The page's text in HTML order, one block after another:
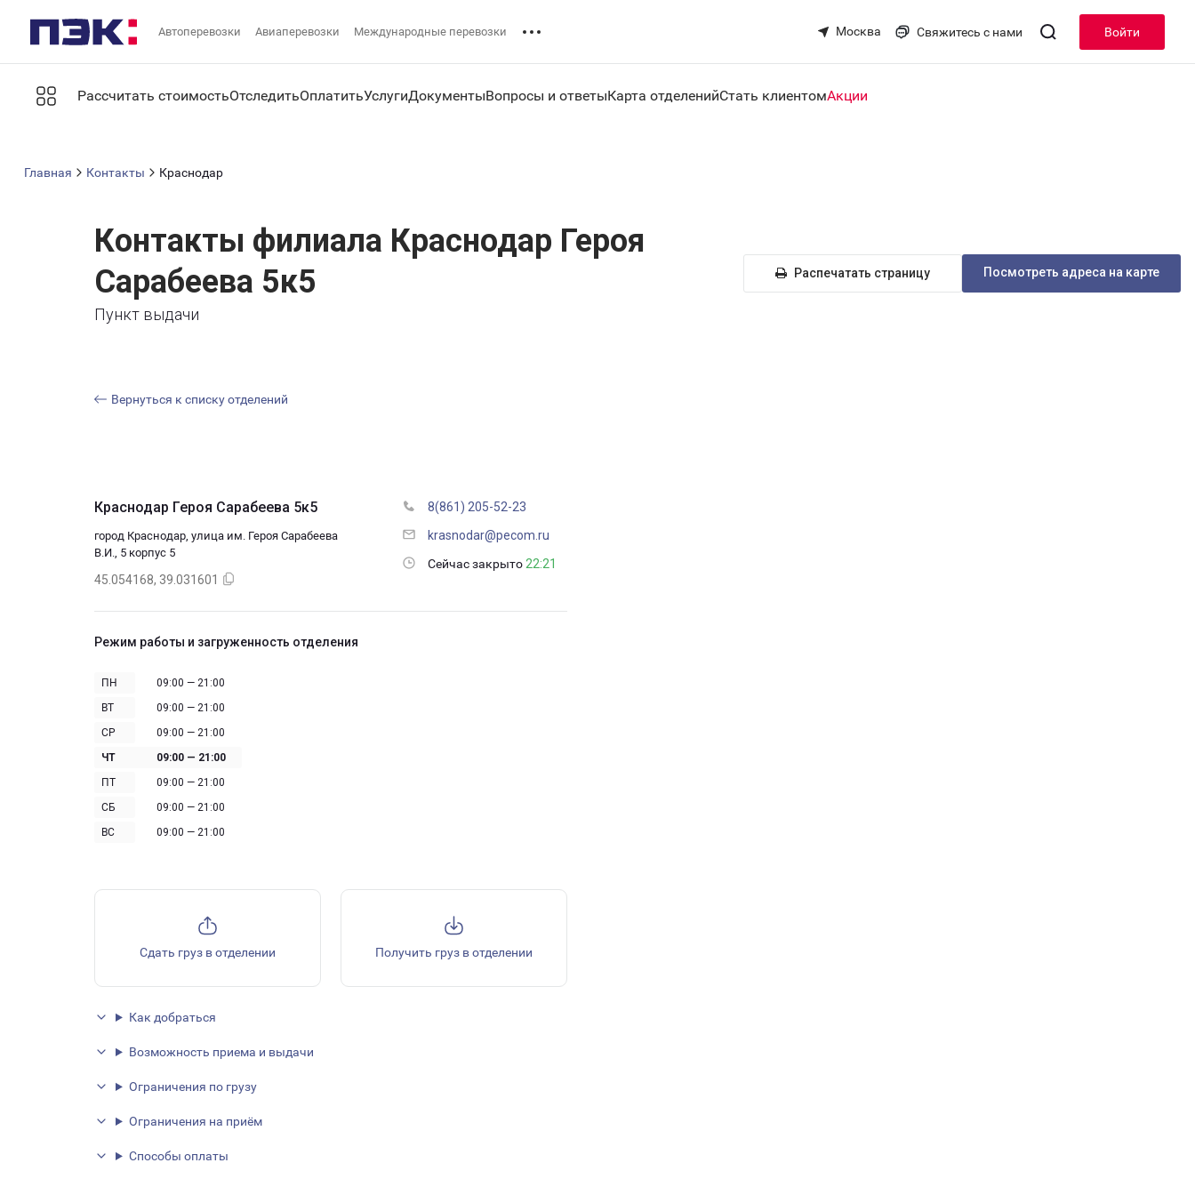
Автоперевозки Авиаперевозки Международные перевозки Москва Свяжитесь с нами Войти
Рассчитать стоимостьОтследитьОплатитьУслугиДокументыВопросы и ответыКарта отделенийСтать клиентомАкции
Главная Контакты Краснодар
Контакты филиала Краснодар Героя
Сарабеева 5к5
Пункт выдачи
Распечатать страницу Посмотреть адреса на карте
Вернуться к списку отделений
Краснодар Героя Сарабеева 5к5
город Краснодар, улица им. Героя Сарабеева
В.И., 5 корпус 5
45.054168, 39.031601
8(861) 205-52-23
krasnodar@pecom.ru
Сейчас закрыто 22:21
Режим работы и загруженность отделения
ПН
09:00 — 21:00
ВТ
09:00 — 21:00
СР
09:00 — 21:00
ЧТ
09:00 — 21:00
ПТ
09:00 — 21:00
СБ
09:00 — 21:00
ВС
09:00 — 21:00
Сдать груз в отделении Получить груз в отделении
Как добраться
Возможность приема и выдачи
Ограничения по грузу
Ограничения на приём
Способы оплаты